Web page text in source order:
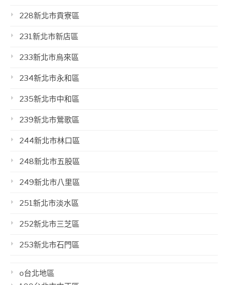
228新北市貢寮區
231新北市新店區
233新北市烏來區
234新北市永和區
235新北市中和區
239新北市鶯歌區
244新北市林口區
248新北市五股區
249新北市八里區
251新北市淡水區
252新北市三芝區
253新北市石門區
o台北地區